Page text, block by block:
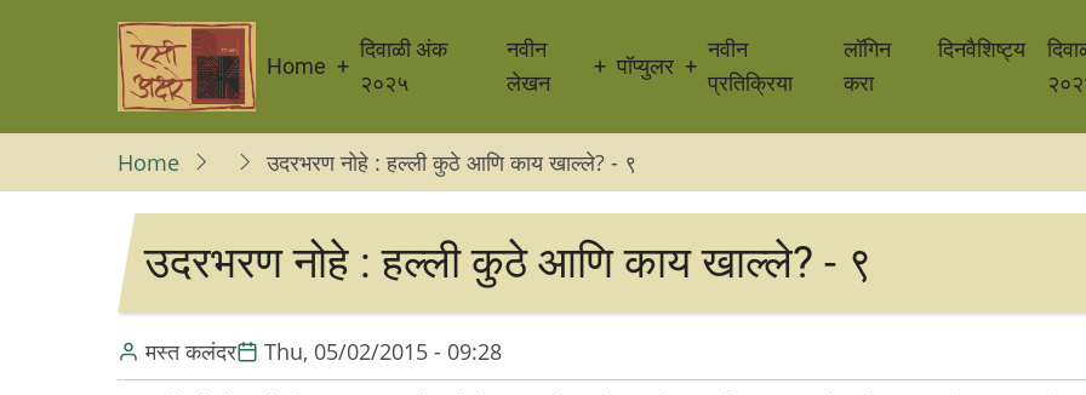
navigation
Home
दिवाळी अंक
२०२५
नवीन
लेखन
पॉप्युलर
नवीन
प्रतिक्रिया
लॉगिन
करा
दिनवैशिष्ट्य
Home उदरभरण नोहे : हल्ली कुठे आणि काय खाल्ले? - ९
उदरभरण नोहे : हल्ली कुठे आणि काय खाल्ले? - ९
मस्त कलंदर Thu, 05/02/2015 - 09:28